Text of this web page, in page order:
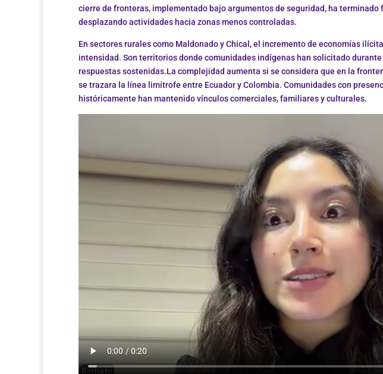
cierre de fronteras, implementado bajo argumentos de seguridad, ha
desplazando actividades hacia zonas menos controladas.
En sectores rurales como Maldonado y Chical, el incremento de economías
intensidad. Son territorios donde comunidades indígenas han solicitado
respuestas sostenidas.La complejidad aumenta si se considera que en la
se trazara la línea limítrofe entre Ecuador y Colombia. Comunidades con
históricamente han mantenido vínculos comerciales, familiares y culturales.